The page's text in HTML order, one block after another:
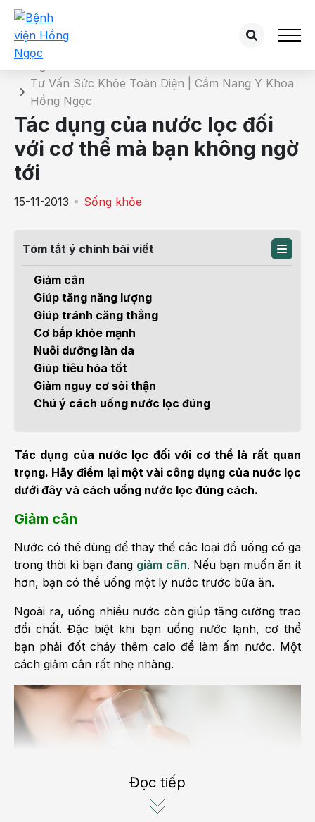
Chi tiết bài tư vấn
Tư Vấn Sức Khỏe Toàn Diện | Cẩm Nang Y Khoa
Hồng Ngọc
Tác dụng của nước lọc đối
với cơ thể mà bạn không ngờ
tới
15-11-2013 Sống khỏe
Tóm tắt ý chính bài viết
Giảm cân
Giúp tăng năng lượng
Giúp tránh căng thẳng
Cơ bắp khỏe mạnh
Nuôi dưỡng làn da
Giúp tiêu hóa tốt
Giảm nguy cơ sỏi thận
Chú ý cách uống nước lọc đúng
Tác dụng của nước lọc đối với cơ thể là rất quan
trọng. Hãy điểm lại một vài công dụng của nước lọc
dưới đây và cách uống nước lọc đúng cách.
Giảm cân
Nước có thể dùng để thay thế các loại đồ uống có ga
trong thời kì bạn đang giảm cân. Nếu bạn muốn ăn ít
hơn, bạn có thể uống một ly nước trước bữa ăn.
Ngoài ra, uống nhiều nước còn giúp tăng cường trao
đổi chất. Đặc biệt khi bạn uống nước lạnh, cơ thể
bạn phải đốt cháy thêm calo để làm ấm nước. Một
cách giảm cân rất nhẹ nhàng.
Đọc tiếp